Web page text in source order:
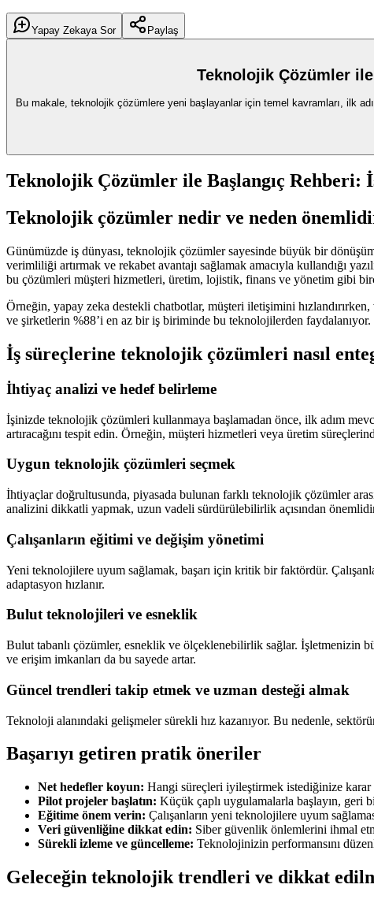
Yapay Zekaya Sor
Paylaş
Teknolojik Çözümler
Bu makale, teknolojik çözümlere yeni başlayanlar için temel kavramları, ilk
Teknolojik Çözümler ile Başlangıç Rehberi:
Teknolojik çözümler nedir ve neden
Günümüzde iş dünyası, teknolojik çözümler sayesinde büyük bir
verimliliği artırmak ve rekabet avantajı sağlamak amacıyla kullandığı
bu çözümleri müşteri hizmetleri, üretim, lojistik, finans ve yönetim gibi
Örneğin, yapay zeka destekli chatbotlar, müşteri iletişimini
ve şirketlerin %88’i en az bir iş biriminde bu teknolojilerden
İş süreçlerine teknolojik çözümleri nasıl
İhtiyaç analizi ve hedef belirleme
İşinizde teknolojik çözümleri kullanmaya başlamadan önce, ilk adım
artıracağını tespit edin. Örneğin, müşteri hizmetleri veya üretim
Uygun teknolojik çözümleri seçmek
İhtiyaçlar doğrultusunda, piyasada bulunan farklı teknolojik çözümler
analizini dikkatli yapmak, uzun vadeli sürdürülebilirlik açısından
Çalışanların eğitimi ve değişim yönetimi
Yeni teknolojilere uyum sağlamak, başarı için kritik bir faktördür.
adaptasyon hızlanır.
Bulut teknolojileri ve esneklik
Bulut tabanlı çözümler, esneklik ve ölçeklenebilirlik sağlar. İşletmenizin
ve erişim imkanları da bu sayede artar.
Güncel trendleri takip etmek ve uzman desteği almak
Teknoloji alanındaki gelişmeler sürekli hız kazanıyor. Bu nedenle,
Başarıyı getiren pratik öneriler
Net hedefler koyun: Hangi süreçleri iyileştirmek istediğinize
Pilot projeler başlatın: Küçük çaplı uygulamalarla başlayın, geri
Eğitime önem verin: Çalışanların yeni teknolojilere uyum
Veri güvenliğine dikkat edin: Siber güvenlik önlemlerini ihmal
Sürekli izleme ve güncelleme: Teknolojinizin performansını
Geleceğin teknolojik trendleri ve dikkat